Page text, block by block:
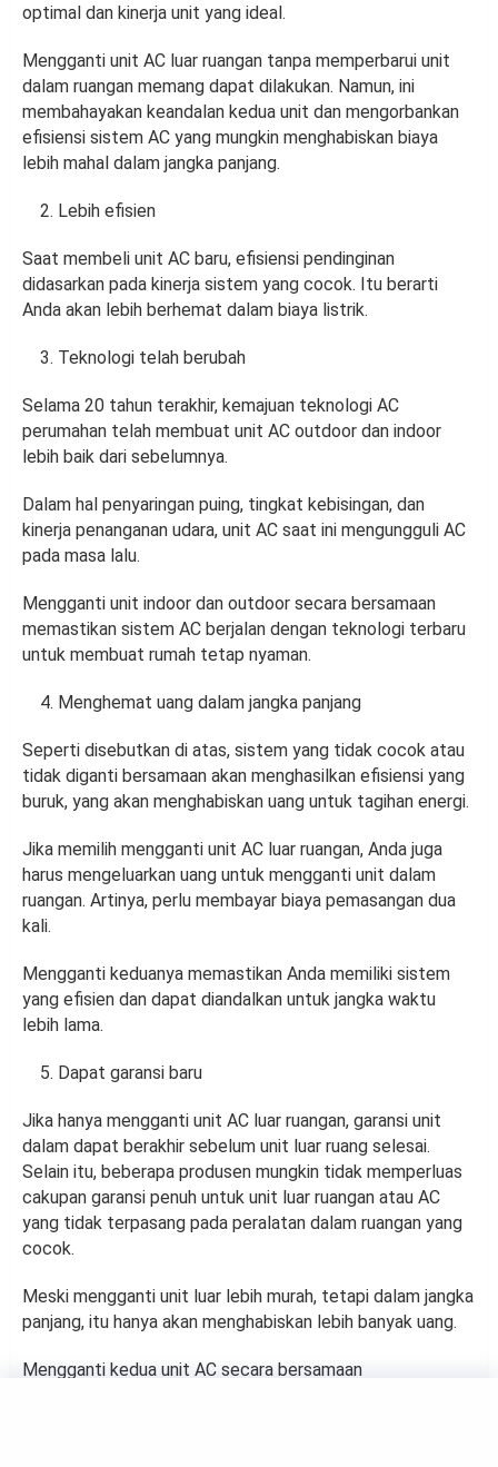
optimal dan kinerja unit yang ideal.
Mengganti unit AC luar ruangan tanpa memperbarui unit
dalam ruangan memang dapat dilakukan. Namun, ini
membahayakan keandalan kedua unit dan mengorbankan
efisiensi sistem AC yang mungkin menghabiskan biaya
lebih mahal dalam jangka panjang.
Lebih efisien
Saat membeli unit AC baru, efisiensi pendinginan
didasarkan pada kinerja sistem yang cocok. Itu berarti
Anda akan lebih berhemat dalam biaya listrik.
Teknologi telah berubah
Selama 20 tahun terakhir, kemajuan teknologi AC
perumahan telah membuat unit AC outdoor dan indoor
lebih baik dari sebelumnya.
Dalam hal penyaringan puing, tingkat kebisingan, dan
kinerja penanganan udara, unit AC saat ini mengungguli AC
pada masa lalu.
Mengganti unit indoor dan outdoor secara bersamaan
memastikan sistem AC berjalan dengan teknologi terbaru
untuk membuat rumah tetap nyaman.
Menghemat uang dalam jangka panjang
Seperti disebutkan di atas, sistem yang tidak cocok atau
tidak diganti bersamaan akan menghasilkan efisiensi yang
buruk, yang akan menghabiskan uang untuk tagihan energi.
Jika memilih mengganti unit AC luar ruangan, Anda juga
harus mengeluarkan uang untuk mengganti unit dalam
ruangan. Artinya, perlu membayar biaya pemasangan dua
kali.
Mengganti keduanya memastikan Anda memiliki sistem
yang efisien dan dapat diandalkan untuk jangka waktu
lebih lama.
Dapat garansi baru
Jika hanya mengganti unit AC luar ruangan, garansi unit
dalam dapat berakhir sebelum unit luar ruang selesai.
Selain itu, beberapa produsen mungkin tidak memperluas
cakupan garansi penuh untuk unit luar ruangan atau AC
yang tidak terpasang pada peralatan dalam ruangan yang
cocok.
Meski mengganti unit luar lebih murah, tetapi dalam jangka
panjang, itu hanya akan menghabiskan lebih banyak uang.
Mengganti kedua unit AC secara bersamaan